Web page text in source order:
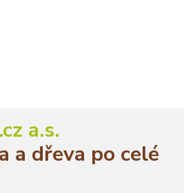
a.s.
a dřeva po celé